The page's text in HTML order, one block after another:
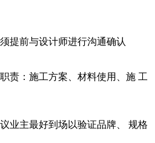
提前与设计师进行沟通确认
责：施工方案、材料使用、施 工
业主最好到场以验证品牌、 规格